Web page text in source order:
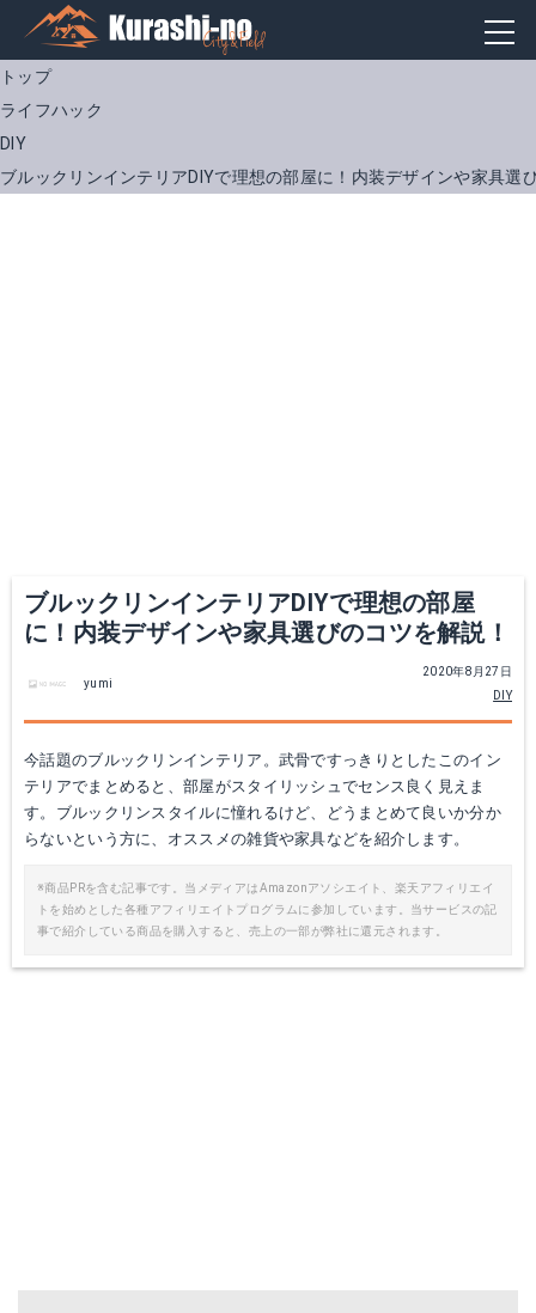
トップ
ライフハック
DIY
ブルックリンインテリアDIYで理想の部屋に！内装デザインや家具選
ブルックリンインテリアDIYで理想の部屋
に！内装デザインや家具選びのコツを解説！
2020年8月27日
DIY
yumi
今話題のブルックリンインテリア。武骨ですっきりとしたこのイン
テリアでまとめると、部屋がスタイリッシュでセンス良く見えま
す。ブルックリンスタイルに憧れるけど、どうまとめて良いか分か
らないという方に、オススメの雑貨や家具などを紹介します。
※商品PRを含む記事です。当メディアはAmazonアソシエイト、楽天アフィリエイ
トを始めとした各種アフィリエイトプログラムに参加しています。当サービスの記
事で紹介している商品を購入すると、売上の一部が弊社に還元されます。
【 壁紙 のり付き 】おすすめの木目 ウッド柄コレクション のりつき
楽天で詳細を見る
楽天で詳細を見る